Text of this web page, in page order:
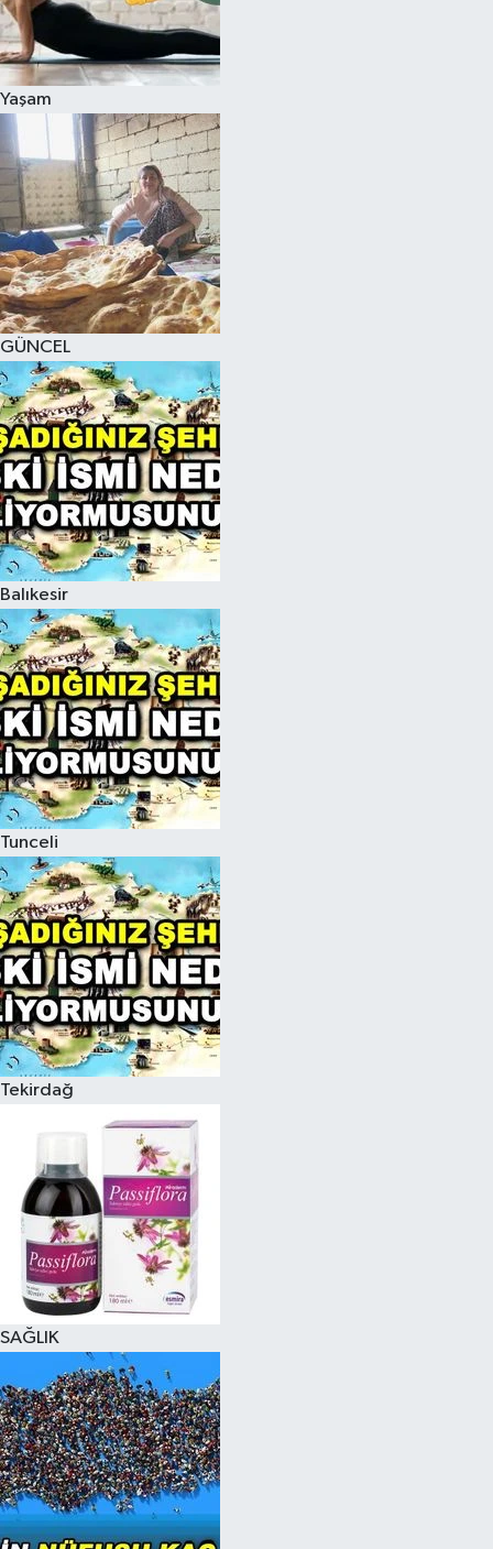
Yaşam
GÜNCEL
Balıkesir
Tunceli
Tekirdağ
SAĞLIK